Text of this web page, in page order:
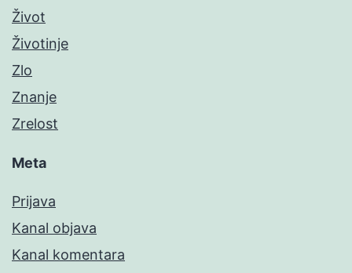
Život
Životinje
Zlo
Znanje
Zrelost
Meta
Prijava
Kanal objava
Kanal komentara